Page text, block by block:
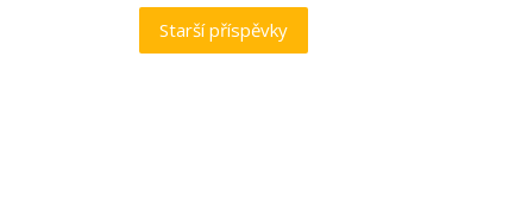
Navigace
pro
Starší příspěvky